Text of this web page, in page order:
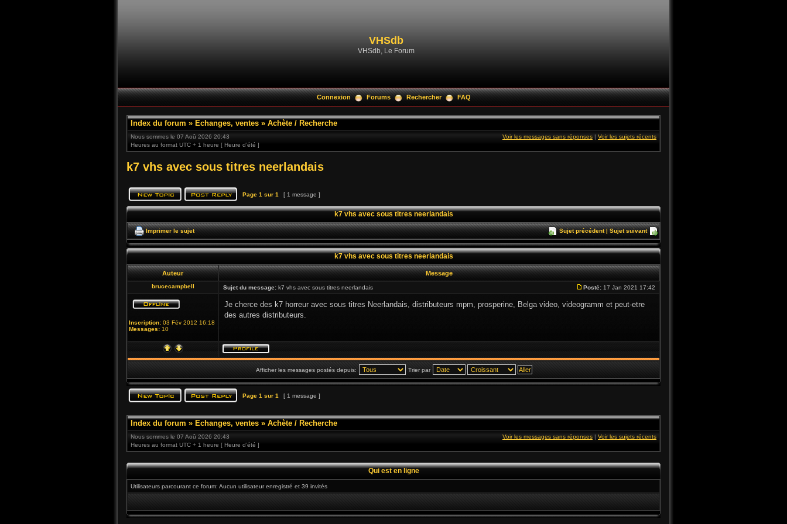
VHSdb
VHSdb, Le Forum
Connexion Forums Rechercher FAQ
Index du forum » Echanges, ventes » Achète / Recherche
Nous sommes le 07 Aoû 2026 20:43
Heures au format UTC + 1 heure [ Heure d’été ]
Voir les messages sans réponses | Voir les sujets récents
k7 vhs avec sous titres neerlandais
Page 1 sur 1 [ 1 message ]
k7 vhs avec sous titres neerlandais
Imprimer le sujet Sujet précédent| Sujet suivant
k7 vhs avec sous titres neerlandais
Auteur Message
brucecampbell Sujet du message: k7 vhs avec sous titres neerlandais Posté: 17 Jan 2021 17:42
Inscription: 03 Fév 2012 16:18
Messages: 10
Je cherce des k7 horreur avec sous titres Neerlandais, distributeurs mpm, prosperine, Belga video, videogramm et peut-etre
des autres distributeurs.
Afficher les messages postés depuis: Trier par
Page 1 sur 1 [ 1 message ]
Index du forum » Echanges, ventes » Achète / Recherche
Nous sommes le 07 Aoû 2026 20:43
Heures au format UTC + 1 heure [ Heure d’été ]
Voir les messages sans réponses | Voir les sujets récents
Qui est en ligne
Utilisateurs parcourant ce forum: Aucun utilisateur enregistré et 39 invités